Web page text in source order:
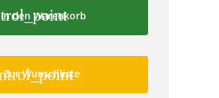
In den Warenkorb
Zur Wunschliste